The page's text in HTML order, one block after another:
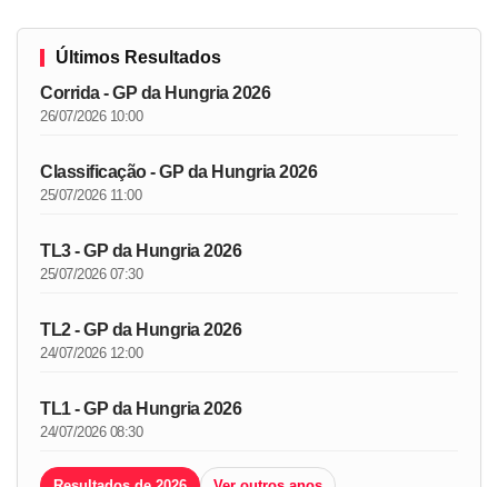
Últimos Resultados
Corrida - GP da Hungria 2026
26/07/2026 10:00
Classificação - GP da Hungria 2026
25/07/2026 11:00
TL3 - GP da Hungria 2026
25/07/2026 07:30
TL2 - GP da Hungria 2026
24/07/2026 12:00
TL1 - GP da Hungria 2026
24/07/2026 08:30